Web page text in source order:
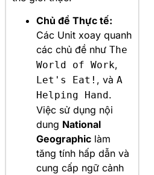
Chủ đề Thực tế:
Các Unit xoay quanh
các chủ đề như The
World of Work,
Let's Eat! , và A
Helping Hand .
Việc sử dụng nội
dung National
Geographic làm
tăng tính hấp dẫn và
cung cấp ngữ cảnh